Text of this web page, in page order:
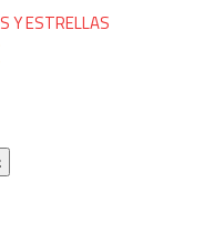
Y ESTRELLAS